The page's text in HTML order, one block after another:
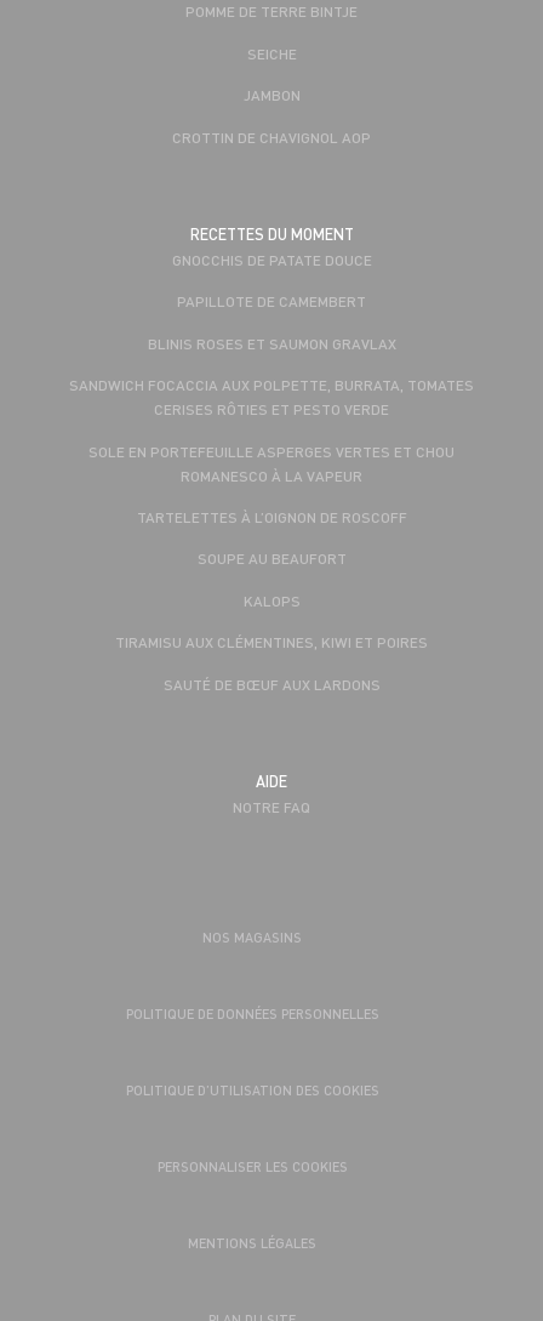
POMME DE TERRE BINTJE
SEICHE
JAMBON
CROTTIN DE CHAVIGNOL AOP
RECETTES DU MOMENT
GNOCCHIS DE PATATE DOUCE
PAPILLOTE DE CAMEMBERT
BLINIS ROSES ET SAUMON GRAVLAX
SANDWICH FOCACCIA AUX POLPETTE, BURRATA, TOMATES
CERISES RÔTIES ET PESTO VERDE
SOLE EN PORTEFEUILLE ASPERGES VERTES ET CHOU
ROMANESCO À LA VAPEUR
TARTELETTES À L’OIGNON DE ROSCOFF
SOUPE AU BEAUFORT
KALOPS
TIRAMISU AUX CLÉMENTINES, KIWI ET POIRES
SAUTÉ DE BŒUF AUX LARDONS
AIDE
NOTRE FAQ
NOS MAGASINS
POLITIQUE DE DONNÉES PERSONNELLES
POLITIQUE D’UTILISATION DES COOKIES
PERSONNALISER LES COOKIES
MENTIONS LÉGALES